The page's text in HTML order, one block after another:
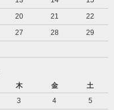
20 21
22
27 28
29
木 金
土
3 4
5